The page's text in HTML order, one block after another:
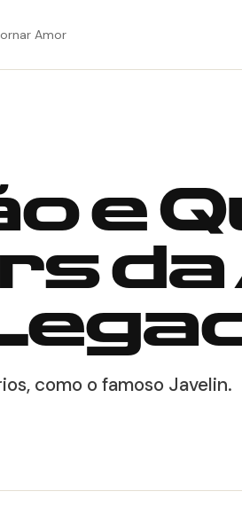
Amor
e
da
como o famoso Javelin.